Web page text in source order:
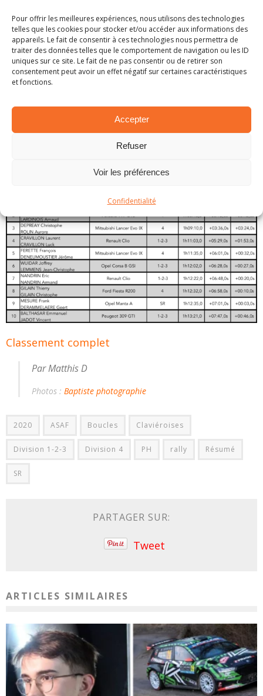
Pour offrir les meilleures expériences, nous utilisons des technologies
telles que les cookies pour stocker et/ou accéder aux informations des
appareils. Le fait de consentir à ces technologies nous permettra de
traiter des données telles que le comportement de navigation ou les ID
uniques sur ce site. Le fait de ne pas consentir ou de retirer son
consentement peut avoir un effet négatif sur certaines caractéristiques
et fonctions.
Accepter
Refuser
Voir les préférences
Confidentialité
© Baptiste Photographie
Classement complet
Par Matthis D
Photos :Baptiste photographie
2020 ASAF Boucles Claviéroises
Division 1-2-3 Division 4 PH rally Résumé
SR
PARTAGER SUR:
Tweet
ARTICLES SIMILAIRES